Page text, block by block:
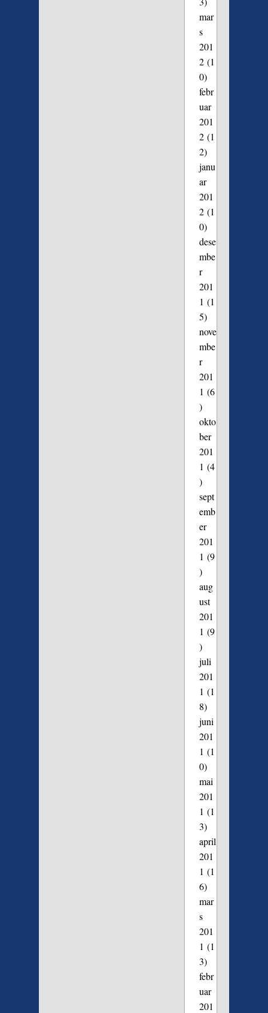
mar
s
201
2(1
0)
febr
uar
201
2(1
2)
janu
ar
201
2(1
0)
dese
mbe
r
201
1 (1
5)
nove
mbe
r
201
1 (6
)
okto
ber
201
1 (4
)
sept
emb
er
201
1 (9
)
aug
ust
201
1 (9
)
juli
201
1 (1
8)
juni
201
1 (1
0)
mai
201
1 (1
3)
april
201
1 (1
6)
mar
s
201
1 (1
3)
febr
uar
201